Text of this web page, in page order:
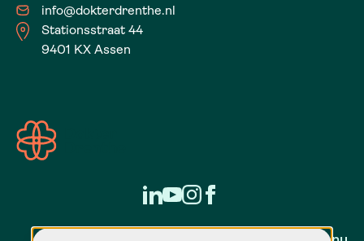
info@dokterdrenthe.nl
Stationsstraat 44
9401 KX Assen